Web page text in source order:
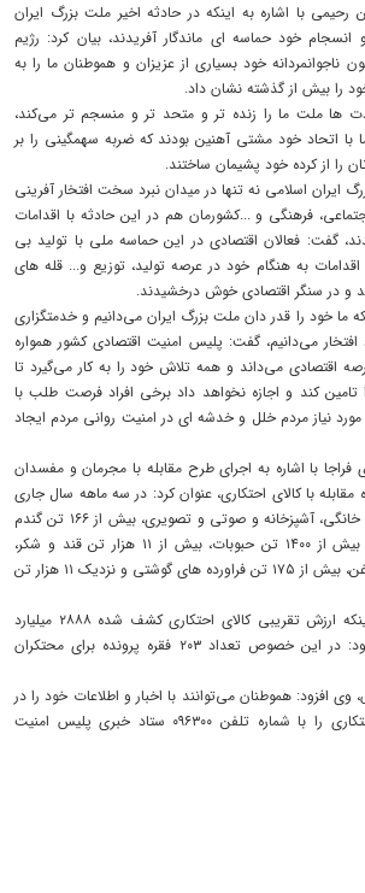
با اشاره به اینکه در حادثه اخیر ملت بزرگ ایران
خود حماسه ای ماندگار آفریدند، بیان کرد: رژیم
خود بسیاری از عزیزان و هموطنان ما را به
را بیش از گذشته نشان داد.
ها ملت ما را زنده تر و متحد تر و منسجم تر می‌کند،
اتحاد خود مشتی آهنین بودند که ضربه سهمگینی را بر
را از کرده خود پشیمان ساختند.
ایران اسلامی نه تنها در میدان نبرد سخت افتخار آفرینی
فرهنگی و ...کشورمان هم در این حادثه با اقدامات
گفت: فعالان اقتصادی در این حماسه ملی با تولید بی
به هنگام خود در عرصه تولید، توزیع و... قله های
و در سنگر اقتصادی خوش درخشیدند.
ما خود را قدر دان ملت بزرگ ایران می‌دانیم و خدمتگزاری
می‌دانیم، گفت: پلیس امنیت اقتصادی کشور همواره
اقتصادی می‌داند و همه تلاش خود را به کار می‌گیرد تا
تامین کند و اجازه نخواهد داد برخی افراد فرصت طلب با
نیاز مردم خلل و خدشه ای در امنیت روانی مردم ایجاد
با اشاره به اجرای طرح مقابله با مجرمان و مفسدان
با کالای احتکاری، عنوان کرد: در سه ماهه سال جاری
۱۷ هزار و ۳۹۶ دستگاه لوازم خانگی، آشپزخانه و صوتی و تصویری، بیش از ۱۶۶ تن گندم
و جو، بیش از ۷۲ تن آرد، بیش از ۱۴۰۰ تن حبوبات، بیش از ۱۱ هزار تن قند و شکر،
نزدیک به دو میلیون لیتر روغن، بیش از ۱۷۵ تن فراورده های گوشتی و نزدیک ۱۱ هزار تن
سردار رحیمی با اشاره به اینکه ارزش تقریبی کالای احتکاری کشف شده ۲۸۸۸ میلیارد
تومان برآورد می شود، افزود: در این خصوص تعداد ۲۰۳ فقره پرونده برای محتکران
افزود: هموطنان می‌توانند با اخبار و اطلاعات خود را در
خصوص انبار و کالاهای احتکاری را با شماره تلفن ۰۹۶۳۰۰ ستاد خبری پلیس امنیت